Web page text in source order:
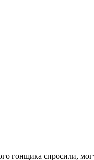
гонщика спросили,